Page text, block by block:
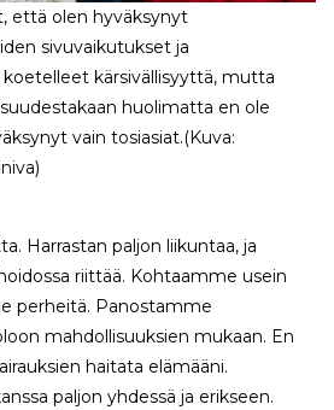
että olen hyväksynyt
sivuvaikutukset ja
kärsivällisyyttä, mutta
huolimatta en ole
vain tosiasiat.(Kuva:
Harrastan paljon liikuntaa, ja
riittää. Kohtaamme usein
perheitä. Panostamme
mahdollisuuksien mukaan. En
haitata elämääni.
paljon yhdessä ja erikseen.